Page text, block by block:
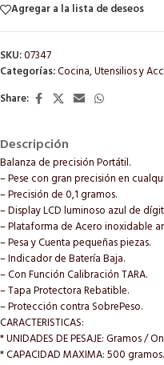
Agregar a la lista de deseos
SKU:07347
Categorías:Cocina,Utensilios y
Share:
Descripción
Balanza de precisión Portátil.
– Pese con gran precisión en
– Precisión de 0,1 gramos.
– Display LCD luminoso azul de
– Plataforma de Acero inoxidable
– Pesa y Cuenta pequeñas piezas.
– Indicador de Batería Baja.
– Con Función Calibración TARA.
– Tapa Protectora Rebatible.
– Protección contra SobrePeso.
CARACTERISTICAS:
* UNIDADES DE PESAJE: Gramos /
* CAPACIDAD MAXIMA: 500 gramos.